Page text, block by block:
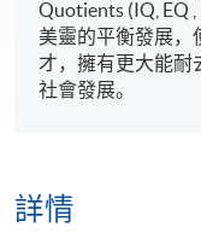
Quotients (IQ, EQ
美靈的平衡發展，
才，擁有更大能耐
社會發展。
詳情